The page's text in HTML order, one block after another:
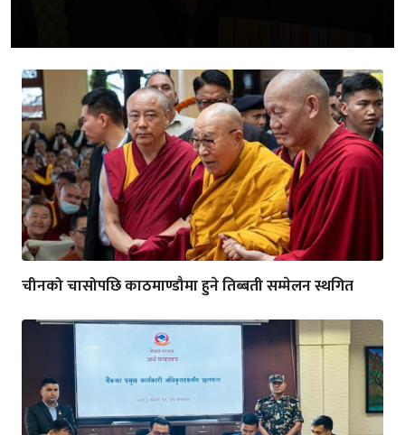
चीनको चासोपछि काठमाण्डौमा हुने तिब्बती सम्मेलन स्थगित